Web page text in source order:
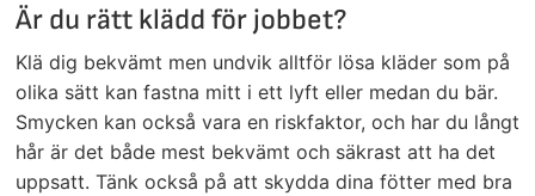
Är du rätt klädd för jobbet?
Klä dig bekvämt men undvik alltför lösa kläder som på
olika sätt kan fastna mitt i ett lyft eller medan du bär.
Smycken kan också vara en riskfaktor, och har du långt
hår är det både mest bekvämt och säkrast att ha det
uppsatt. Tänk också på att skydda dina fötter med bra